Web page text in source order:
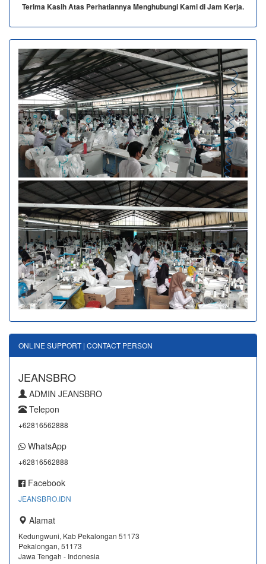
Terima Kasih Atas Perhatiannya Menghubungi Kami di Jam Kerja.
ONLINE SUPPORT | CONTACT PERSON
JEANSBRO
ADMIN JEANSBRO
Telepon
+62816562888
WhatsApp
+62816562888
Facebook
JEANSBRO.IDN
Alamat
Kedungwuni, Kab Pekalongan 51173
Pekalongan, 51173
Jawa Tengah - Indonesia